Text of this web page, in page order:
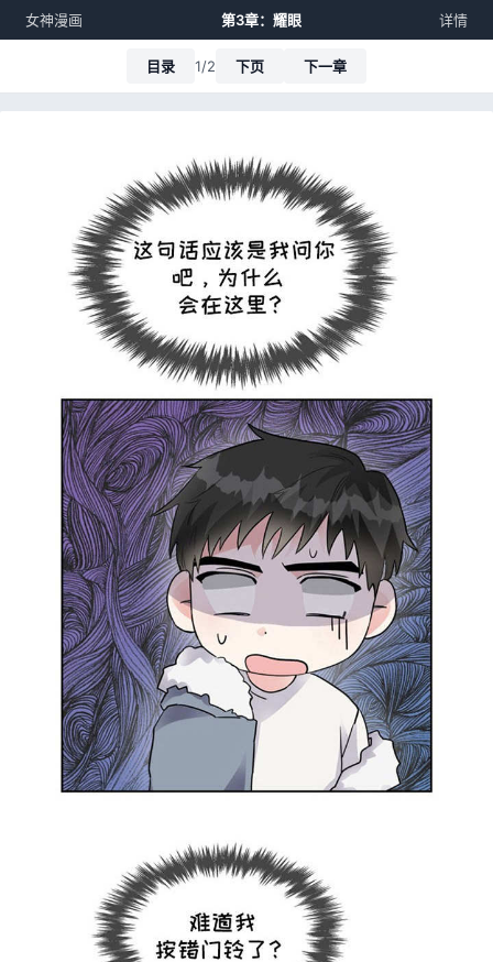
女神漫画 第3章：耀眼 详情
目录 1/2 下页 下一章